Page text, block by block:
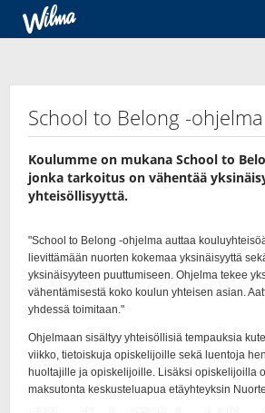
School to Belong -ohjelma
Koulumme on mukana School to
jonka tarkoitus on vähentää
yhteisöllisyyttä.